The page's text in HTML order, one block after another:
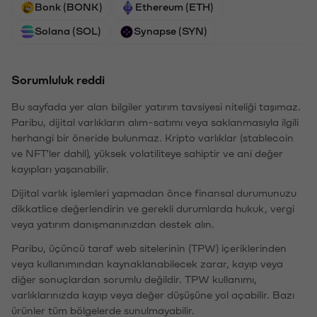
Bonk (BONK) Ethereum (ETH)
Solana (SOL) Synapse (SYN)
Sorumluluk reddi
Bu sayfada yer alan bilgiler yatırım tavsiyesi niteliği taşımaz.
Paribu, dijital varlıkların alım-satımı veya saklanmasıyla ilgili
herhangi bir öneride bulunmaz. Kripto varlıklar (stablecoin
ve NFT'ler dahil), yüksek volatiliteye sahiptir ve ani değer
kayıpları yaşanabilir.
Dijital varlık işlemleri yapmadan önce finansal durumunuzu
dikkatlice değerlendirin ve gerekli durumlarda hukuk, vergi
veya yatırım danışmanınızdan destek alın.
Paribu, üçüncü taraf web sitelerinin (TPW) içeriklerinden
veya kullanımından kaynaklanabilecek zarar, kayıp veya
diğer sonuçlardan sorumlu değildir. TPW kullanımı,
varlıklarınızda kayıp veya değer düşüşüne yol açabilir. Bazı
ürünler tüm bölgelerde sunulmayabilir.